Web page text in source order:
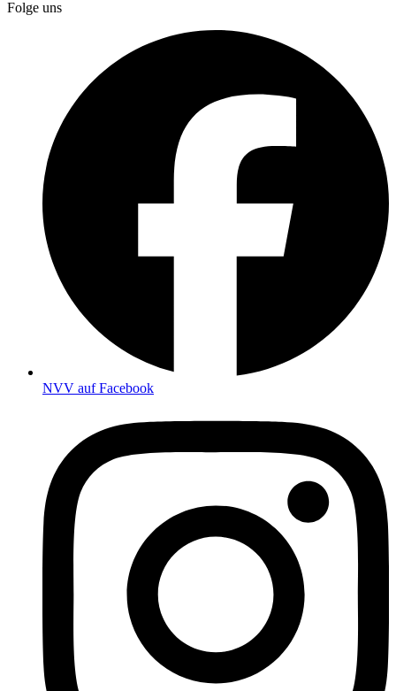
Folge uns
NVV auf Facebook